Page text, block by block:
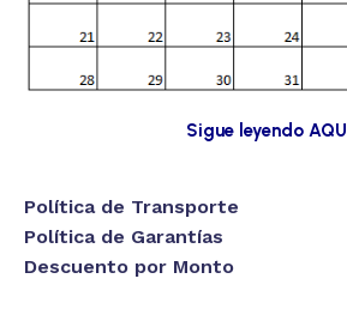
Sigue leyendo AQUÍ
Política de Transporte
Política de Garantías
Descuento por Monto